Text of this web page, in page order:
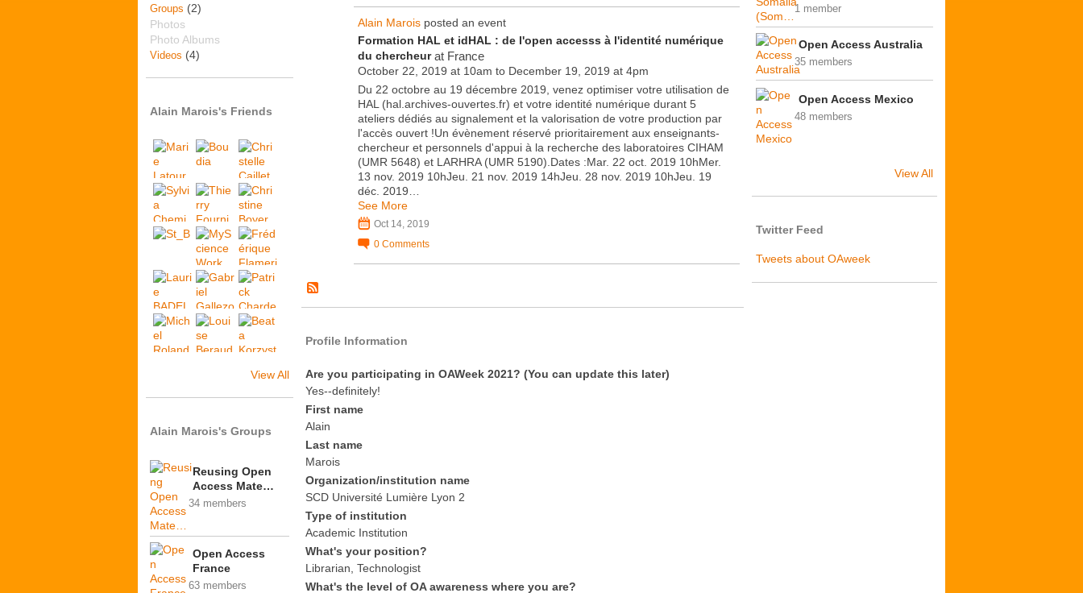
Groups (2)
Photos
Photo Albums
Videos (4)
Alain Marois's Friends
View All
Alain Marois's Groups
Reusing Open
Access Mate…
34 members
Open Access
France
63 members
Alain Marois posted an event
Formation HAL et idHAL : de l'open accesss à l'identité numérique
du chercheurat France
October 22, 2019 at 10am to December 19, 2019 at 4pm
Du 22 octobre au 19 décembre 2019, venez optimiser votre utilisation de
HAL (hal.archives-ouvertes.fr) et votre identité numérique durant 5
ateliers dédiés au signalement et la valorisation de votre production par
l'accès ouvert !Un évènement réservé prioritairement aux enseignants-
chercheur et personnels d'appui à la recherche des laboratoires CIHAM
(UMR 5648) et LARHRA (UMR 5190).Dates :Mar. 22 oct. 2019 10hMer.
13 nov. 2019 10hJeu. 21 nov. 2019 14hJeu. 28 nov. 2019 10hJeu. 19
déc. 2019…
See More
Oct 14, 2019
0 Comments
Profile Information
Are you participating in OAWeek 2021? (You can update this later)
Yes--definitely!
First name
Alain
Last name
Marois
Organization/institution name
SCD Université Lumière Lyon 2
Type of institution
Academic Institution
What's your position?
Librarian, Technologist
What's the level of OA awareness where you are?
1 member
Open Access Australia
35 members
Open Access Mexico
48 members
View All
Twitter Feed
Tweets about OAweek